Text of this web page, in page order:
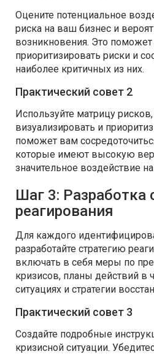
Оцените потенциальное
риска на ваш бизнес и
возникновения. Это
приоритизировать риски и
наиболее критичных из них.
Практический совет 2
Используйте матрицу
визуализировать и
поможет вам
которые имеют высокую
значительное воздействие
Шаг 3: Разработка
реагирования
Для каждого
разработайте стратегию
включать в себя меры по
кризисов, планы действий в
ситуациях и стратегии
Практический совет 3
Создайте подробные
кризисной ситуации.